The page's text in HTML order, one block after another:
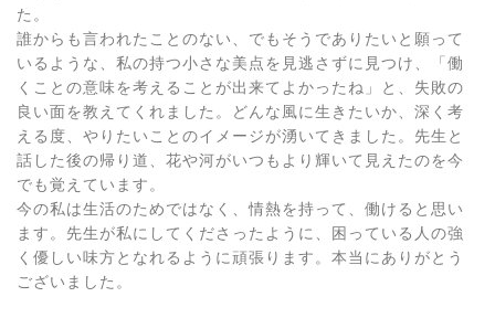
た。
誰からも言われたことのない、でもそうでありたいと願って
いるような、私の持つ小さな美点を見逃さずに見つけ、「働
くことの意味を考えることが出来てよかったね」と、失敗の
良い面を教えてくれました。どんな風に生きたいか、深く考
える度、やりたいことのイメージが湧いてきました。先生と
話した後の帰り道、花や河がいつもより輝いて見えたのを今
でも覚えています。
今の私は生活のためではなく、情熱を持って、働けると思い
ます。先生が私にしてくださったように、困っている人の強
く優しい味方となれるように頑張ります。本当にありがとう
ございました。